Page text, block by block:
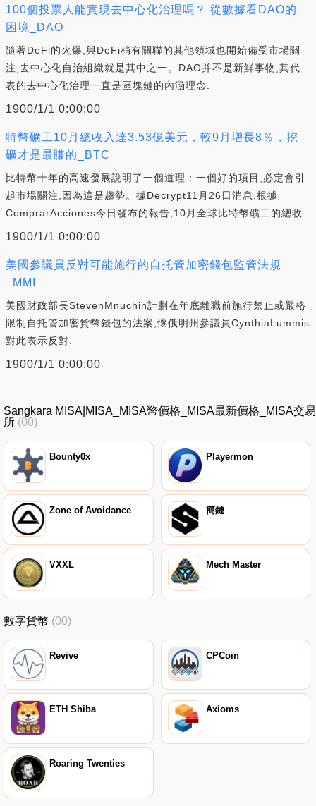
100個投票人能實現去中心化治理嗎？ 從數據看DAO的
困境_DAO
隨著DeFi的火爆,與DeFi稍有關聯的其他領域也開始備受市場關
注,去中心化自治組織就是其中之一。DAO并不是新鮮事物,其代
表的去中心化治理一直是區塊鏈的內涵理念.
1900/1/1 0:00:00
特幣礦工10月總收入達3.53億美元，較9月增長8％，挖
礦才是最賺的_BTC
比特幣十年的高速發展說明了一個道理：一個好的項目,必定會引
起市場關注,因為這是趨勢。據Decrypt11月26日消息,根據
ComprarAcciones今日發布的報告,10月全球比特幣礦工的總收.
1900/1/1 0:00:00
美國參議員反對可能施行的自托管加密錢包監管法規
_MMI
美國財政部長StevenMnuchin計劃在年底離職前施行禁止或嚴格
限制自托管加密貨幣錢包的法案,懷俄明州參議員CynthiaLummis
對此表示反對.
1900/1/1 0:00:00
Sangkara MISA|MISA_MISA幣價格_MISA最新價格_MISA交易
所 (00)
Bounty0x Playermon
Zone of Avoidance 簡鏈
VXXL Mech Master
數字貨幣 (00)
Revive CPCoin
ETH Shiba Axioms
Roaring Twenties